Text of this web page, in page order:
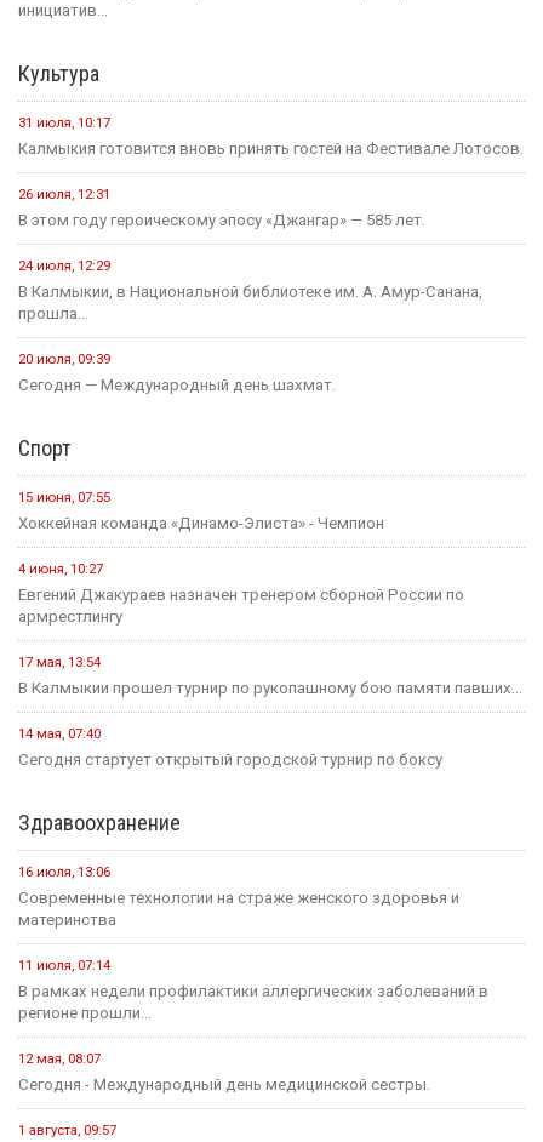
инициатив...
Культура
31 июля, 10:17
Калмыкия готовится вновь принять гостей на Фестивале Лотосов.
26 июля, 12:31
В этом году героическому эпосу «Джангар» — 585 лет.
24 июля, 12:29
В Калмыкии, в Национальной библиотеке им. А. Амур-Санана,
прошла...
20 июля, 09:39
Сегодня — Международный день шахмат.
Спорт
15 июня, 07:55
Хоккейная команда «Динамо-Элиста» - Чемпион
4 июня, 10:27
Евгений Джакураев назначен тренером сборной России по
армрестлингу
17 мая, 13:54
В Калмыкии прошел турнир по рукопашному бою памяти павших...
14 мая, 07:40
Сегодня стартует открытый городской турнир по боксу
Здравоохранение
16 июля, 13:06
Современные технологии на страже женского здоровья и
материнства
11 июля, 07:14
В рамках недели профилактики аллергических заболеваний в
регионе прошли...
12 мая, 08:07
Сегодня - Международный день медицинской сестры.
1 августа, 09:57